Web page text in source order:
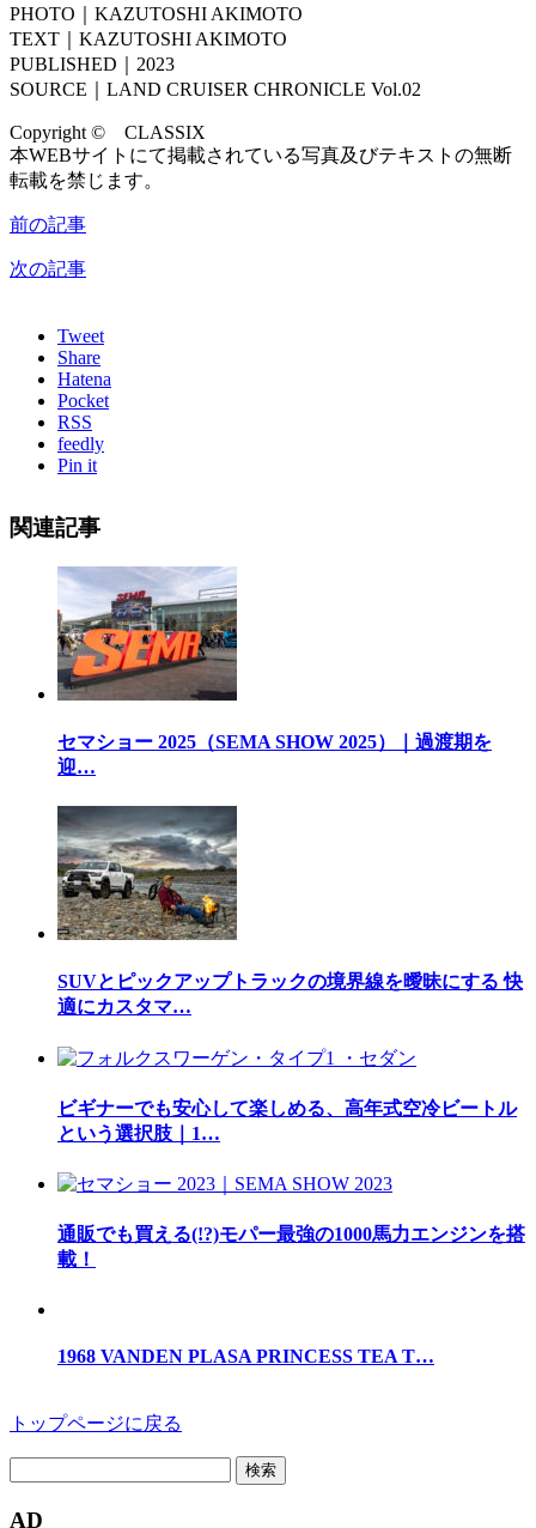
PHOTO｜KAZUTOSHI AKIMOTO
TEXT｜KAZUTOSHI AKIMOTO
PUBLISHED｜2023
SOURCE｜LAND CRUISER CHRONICLE Vol.02
Copyright © CLASSIX
本WEBサイトにて掲載されている写真及びテキストの無断
転載を禁じます。
前の記事
次の記事
Tweet
Share
Hatena
Pocket
RSS
feedly
Pin it
関連記事
セマショー 2025（SEMA SHOW 2025）｜過渡期を
迎…
SUVとピックアップトラックの境界線を曖昧にする 快
適にカスタマ…
ビギナーでも安心して楽しめる、高年式空冷ビートル
という選択肢｜1…
通販でも買える(!?)モパー最強の1000馬力エンジンを搭
載！
1968 VANDEN PLASA PRINCESS TEA T…
トップページに戻る
AD